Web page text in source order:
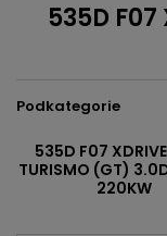
535D F07
Podkategorie
535D F07
TURISMO (GT)
220KW